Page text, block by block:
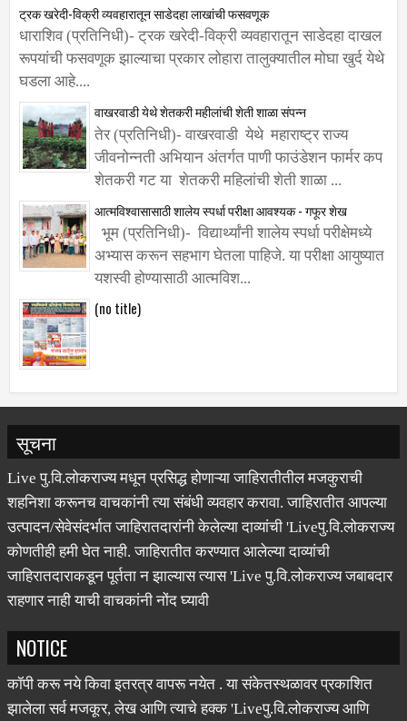
धाराशिव (प्रतिनिधी)- ट्रक खरेदी-विक्री व्यवहारातून साडेदहा दाखल
रूपयांची फसवणूक झाल्याचा प्रकार लोहारा तालुक्यातील मोघा खुर्द येथे
घडला आहे....
तेर (प्रतिनिधी)- वाखरवाडी येथे महाराष्ट्र राज्य
जीवनोन्नती अभियान अंतर्गत पाणी फाउंडेशन फार्मर कप
शेतकरी गट या शेतकरी महिलांची शेती शाळा ...
आत्मविश्वासासाठी शालेय स्पर्धा परीक्षा आवश्यक - गफूर शेख
भूम (प्रतिनिधी)- विद्यार्थ्यांनी शालेय स्पर्धा परीक्षेमध्ये
अभ्यास करून सहभाग घेतला पाहिजे. या परीक्षा आयुष्यात
यशस्वी होण्यासाठी आत्मविश...
(no title)
Live पु.वि.लोकराज्य मधून प्रसिद्ध होणाऱ्या जाहिरातीतील मजकुराची
शहनिशा करूनच वाचकांनी त्या संबंधी व्यवहार करावा. जाहिरातीत आपल्या
उत्पादन/सेवेसंदर्भात जाहिरातदारांनी केलेल्या दाव्यांची 'Liveपु.वि.लोकराज्य
कोणतीही हमी घेत नाही. जाहिरातीत करण्यात आलेल्या दाव्यांची
जाहिरातदाराकडून पूर्तता न झाल्यास त्यास 'Live पु.वि.लोकराज्य जबाबदार
राहणार नाही याची वाचकांनी नोंद घ्यावी
कॉपी करू नये किवा इतरत्र वापरू नयेत . या संकेतस्थळावर प्रकाशित
झालेला सर्व मजकूर, लेख आणि त्याचे हक्क 'Liveपु.वि.लोकराज्य आणि
संबंधित लेखकांकडे आहेत. प्रसिद्ध झालेल्या मजकुराशी संपादक सहमत